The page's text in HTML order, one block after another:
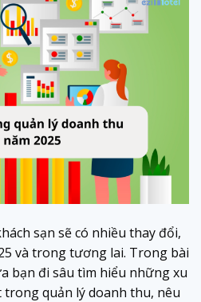
sạn sẽ có nhiều thay đổi,
và trong tương lai. Trong bài
bạn đi sâu tìm hiểu những xu
quản lý doanh thu, nêu